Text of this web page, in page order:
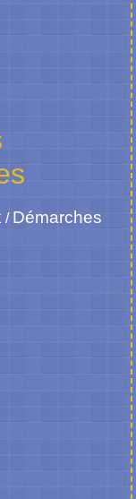
/ Démarches